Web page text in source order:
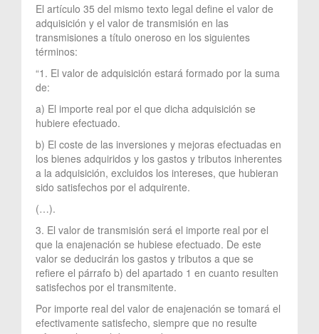
El artículo 35 del mismo texto legal define el valor de
adquisición y el valor de transmisión en las
transmisiones a título oneroso en los siguientes
términos:
“1. El valor de adquisición estará formado por la suma
de:
a) El importe real por el que dicha adquisición se
hubiere efectuado.
b) El coste de las inversiones y mejoras efectuadas en
los bienes adquiridos y los gastos y tributos inherentes
a la adquisición, excluidos los intereses, que hubieran
sido satisfechos por el adquirente.
(…).
3. El valor de transmisión será el importe real por el
que la enajenación se hubiese efectuado. De este
valor se deducirán los gastos y tributos a que se
refiere el párrafo b) del apartado 1 en cuanto resulten
satisfechos por el transmitente.
Por importe real del valor de enajenación se tomará el
efectivamente satisfecho, siempre que no resulte